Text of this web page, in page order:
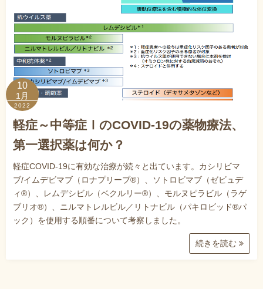
10
1月
2022
軽症～中等症ⅠのCOVID-19の薬物療法、
第一選択薬は何か？
軽症COVID-19に有効な治療が続々と出ています。カシリビマ
ブ/イムデビマブ（ロナプリーブ®）、ソトロビマブ（ゼビュデ
ィ®）、レムデシビル（ベクルリー®）、モルヌピラビル（ラゲ
ブリオ®）、ニルマトレルビル／リトナビル（パキロビッド®パ
ック）を使用する順番について考察しました。
続きを読む